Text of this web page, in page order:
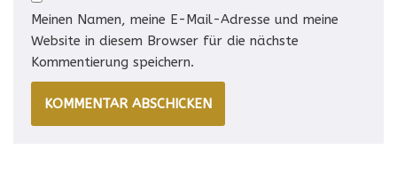
Meinen Namen, meine E-Mail-Adresse und meine
Website in diesem Browser für die nächste
Kommentierung speichern.